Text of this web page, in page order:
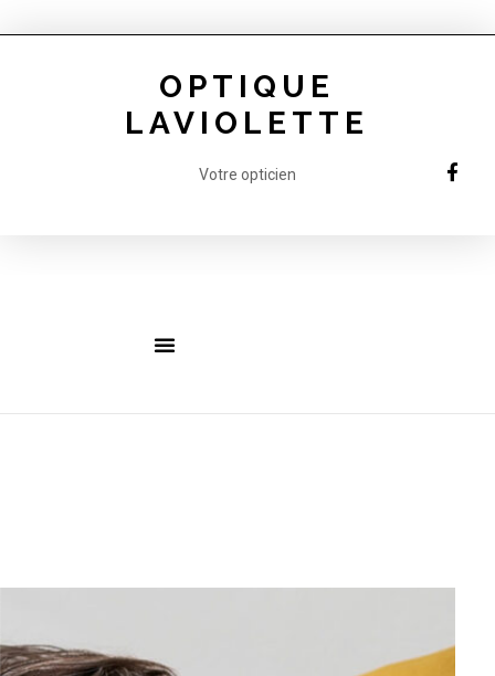
OPTIQUE
LAVIOLETTE
Votre opticien